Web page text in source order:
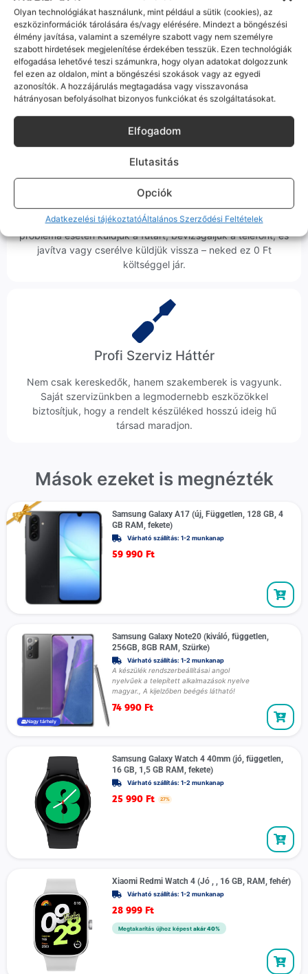
Olyan technológiákat használunk, mint például a sütik (cookies), az
eszközinformációk tárolására és/vagy elérésére. Mindezt a böngészési
élmény javítása, valamint a személyre szabott vagy nem személyre
szabott hirdetések megjelenítése érdekében tesszük. Ezen technológiák
elfogadása lehetővé teszi számunkra, hogy olyan adatokat dolgozzunk
fel ezen az oldalon, mint a böngészési szokások vagy az egyedi
azonosítók. A hozzájárulás megtagadása vagy visszavonása
hátrányosan befolyásolhat bizonyos funkciókat és szolgáltatásokat.
Elfogadom
Elutasitás
Opciók
Adatkezelési tájékoztatóÁltalános Szerződési Feltételek
Korrekt Ügyintézés
Hibázni emberi dolog, de a felelősségvállalás nálunk alap.
Ha ritkán előfordul egy hiba, nem kifogásokat keresünk,
hanem megoldást. Szakértő kollégáink azonnal kézbe
veszik az ügyedet.
Ingyenes Futár & Szerviz
Ha messze laksz, mi megyünk a készülékért. Garanciális
probléma esetén küldjük a futárt, bevizsgáljuk a telefont, és
javítva vagy cserélve küldjük vissza – neked ez 0 Ft
költséggel jár.
Profi Szerviz Háttér
Nem csak kereskedők, hanem szakemberek is vagyunk.
Saját szervizünkben a legmodernebb eszközökkel
biztosítjuk, hogy a rendelt készüléked hosszú ideig hű
társad maradjon.
Mások ezeket is megnézték
Samsung Galaxy A17 (új, Független, 128 GB, 4
GB RAM, fekete)
Várható szállítás: 1-2 munkanap
59 990 Ft
Nagy tárhely
Samsung Galaxy Note20 (kiváló, független,
256GB, 8GB RAM, Szürke)
Várható szállítás: 1-2 munkanap
A készülék rendszerbeállításai angol
nyelvűek a telepített alkalmazások nyelve
magyar., A kijelzőben beégés látható!
74 990 Ft
Samsung Galaxy Watch 4 40mm (jó, független,
16 GB, 1,5 GB RAM, fekete)
Várható szállítás: 1-2 munkanap
25 990 Ft 27%
Xiaomi Redmi Watch 4 (Jó , , 16 GB, RAM, fehér)
Várható szállítás: 1-2 munkanap
28 999 Ft
Megtakarítás újhoz képest akár 40%